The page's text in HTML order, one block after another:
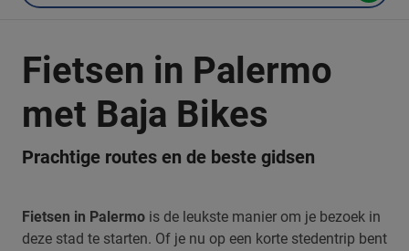
Fietsen in Palermo
met Baja Bikes
Prachtige routes en de beste gidsen
Fietsen in Palermo is de leukste manier om je bezoek in
deze stad te starten. Of je nu op een korte stedentrip bent